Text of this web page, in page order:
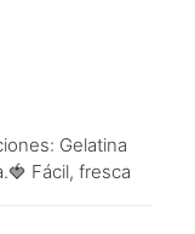
Gelatina
Fácil, fresca